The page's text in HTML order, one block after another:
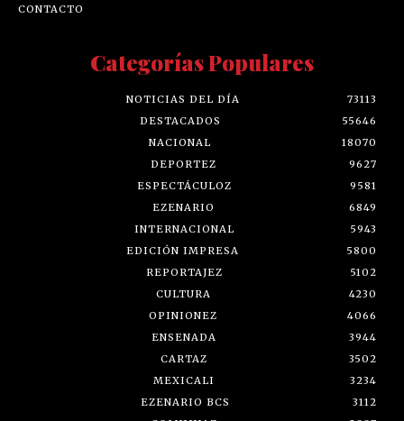
CONTACTO
Categorías Populares
NOTICIAS DEL DÍA
73113
DESTACADOS
55646
NACIONAL
18070
DEPORTEZ
9627
ESPECTÁCULOZ
9581
EZENARIO
6849
INTERNACIONAL
5943
EDICIÓN IMPRESA
5800
REPORTAJEZ
5102
CULTURA
4230
OPINIONEZ
4066
ENSENADA
3944
CARTAZ
3502
MEXICALI
3234
EZENARIO BCS
3112